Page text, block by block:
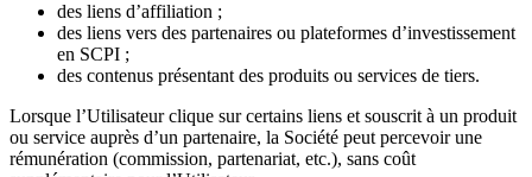
des liens d’affiliation ;
des liens vers des partenaires ou plateformes d’investissement
en SCPI ;
des contenus présentant des produits ou services de tiers.
Lorsque l’Utilisateur clique sur certains liens et souscrit à un produit
ou service auprès d’un partenaire, la Société peut percevoir une
rémunération (commission, partenariat, etc.), sans coût